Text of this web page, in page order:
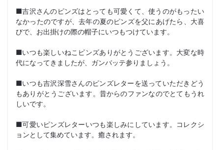
■吉沢さんのピンズはとっても可愛くて、使うのがもったい
なかったのですが、去年の夏のピンズを父にあげたら、大喜
びで、お出掛けの際の帽子にいつもつけています。
■いつも楽しいねこピンズありがとうございます。大変な時
代になってきましたが、ガンバッテ参りましょう。
■いつも吉沢深雪さんのピンズレターを送っていただきどう
もありがとうございます。昔からのファンなのでとてもうれ
しいです。
■可愛いピンズレターいつも楽しみにしています。コレクシ
ョンとして集めています。癒されます。